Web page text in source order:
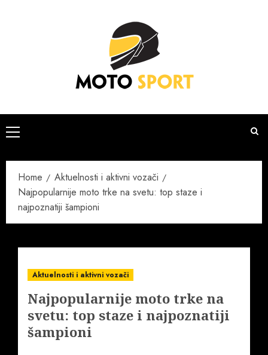
Primary
Home
Aktuelnosti i aktivni vozači
Najpopularnije moto trke na svetu: top staze i
najpoznatiji šampioni
Aktuelnosti i aktivni vozači
Najpopularnije moto trke na
svetu: top staze i najpoznatiji
šampioni